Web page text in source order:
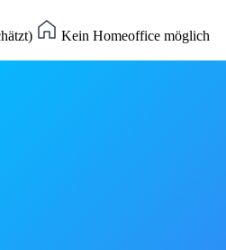
Kein Homeoffice möglich